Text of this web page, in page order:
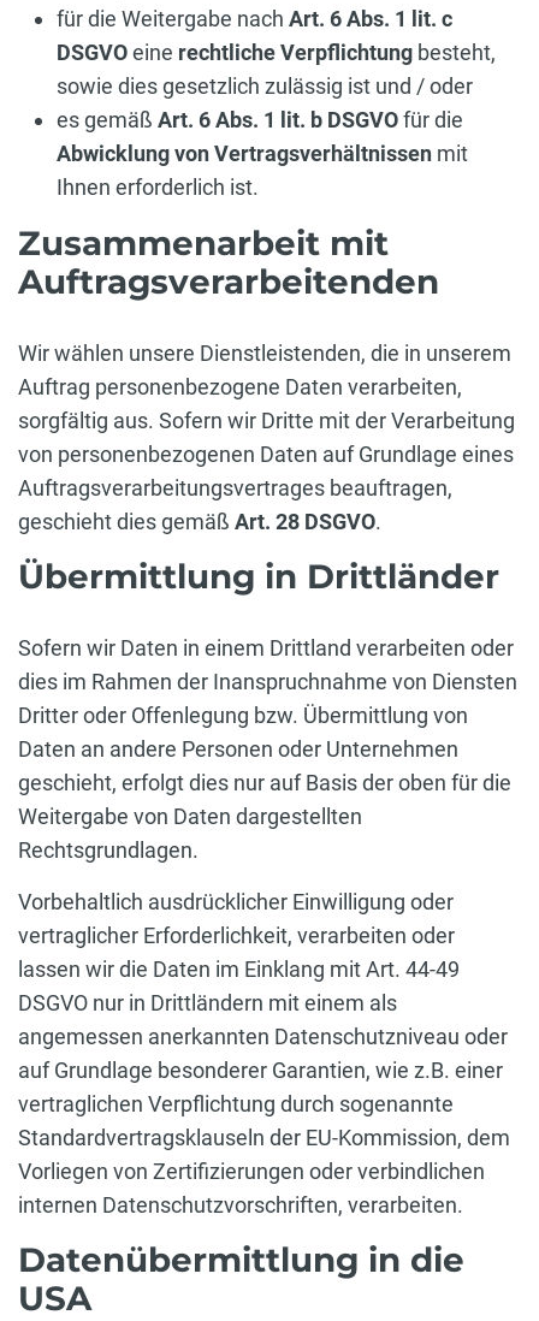
für die Weitergabe nach Art. 6 Abs. 1 lit. c
DSGVOeine rechtliche Verpflichtung besteht,
sowie dies gesetzlich zulässig ist und / oder
es gemäß Art. 6 Abs. 1 lit. b DSGVOfür die
Abwicklung von Vertragsverhältnissen mit
Ihnen erforderlich ist.
Zusammenarbeit mit
Auftragsverarbeitenden
Wir wählen unsere Dienstleistenden, die in unserem
Auftrag personenbezogene Daten verarbeiten,
sorgfältig aus. Sofern wir Dritte mit der Verarbeitung
von personenbezogenen Daten auf Grundlage eines
Auftragsverarbeitungsvertrages beauftragen,
geschieht dies gemäß Art. 28 DSGVO.
Übermittlung in Drittländer
Sofern wir Daten in einem Drittland verarbeiten oder
dies im Rahmen der Inanspruchnahme von Diensten
Dritter oder Offenlegung bzw. Übermittlung von
Daten an andere Personen oder Unternehmen
geschieht, erfolgt dies nur auf Basis der oben für die
Weitergabe von Daten dargestellten
Rechtsgrundlagen.
Vorbehaltlich ausdrücklicher Einwilligung oder
vertraglicher Erforderlichkeit, verarbeiten oder
lassen wir die Daten im Einklang mit Art. 44-49
DSGVO nur in Drittländern mit einem als
angemessen anerkannten Datenschutzniveau oder
auf Grundlage besonderer Garantien, wie z.B. einer
vertraglichen Verpflichtung durch sogenannte
Standardvertragsklauseln der EU-Kommission, dem
Vorliegen von Zertifizierungen oder verbindlichen
internen Datenschutzvorschriften, verarbeiten.
Datenübermittlung in die
USA